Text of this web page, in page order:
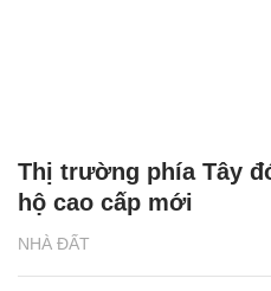
NHÀ ĐẤT
Thị trường phía Tây
hộ cao cấp mới